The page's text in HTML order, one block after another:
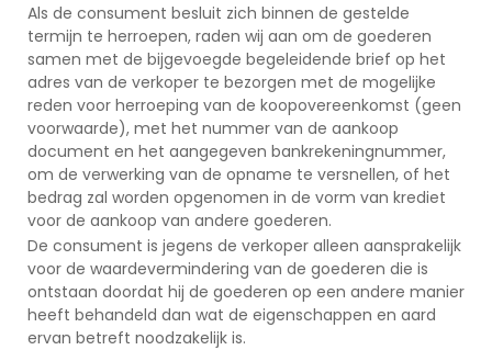
Als de consument besluit zich binnen de gestelde
termijn te herroepen, raden wij aan om de goederen
samen met de bijgevoegde begeleidende brief op het
adres van de verkoper te bezorgen met de mogelijke
reden voor herroeping van de koopovereenkomst (geen
voorwaarde), met het nummer van de aankoop
document en het aangegeven bankrekeningnummer,
om de verwerking van de opname te versnellen, of het
bedrag zal worden opgenomen in de vorm van krediet
voor de aankoop van andere goederen.
De consument is jegens de verkoper alleen aansprakelijk
voor de waardevermindering van de goederen die is
ontstaan doordat hij de goederen op een andere manier
heeft behandeld dan wat de eigenschappen en aard
ervan betreft noodzakelijk is.